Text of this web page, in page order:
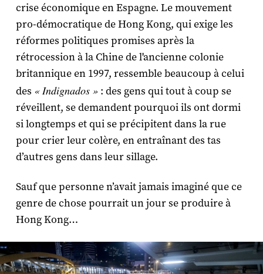
crise économique en Espagne. Le mouvement
pro-démocratique de Hong Kong, qui exige les
réformes politiques promises après la
rétrocession à la Chine de l'ancienne colonie
britannique en 1997, ressemble beaucoup à celui
des « Indignados »: des gens qui tout à coup se
réveillent, se demandent pourquoi ils ont dormi
si longtemps et qui se précipitent dans la rue
pour crier leur colère, en entraînant des tas
d’autres gens dans leur sillage.
Sauf que personne n’avait jamais imaginé que ce
genre de chose pourrait un jour se produire à
Hong Kong…